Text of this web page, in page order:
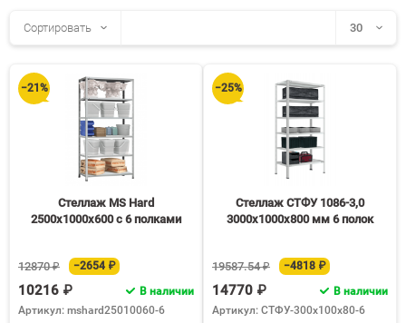
Сортировать 30
−21%
Стеллаж MS Hard
2500х1000х600 c 6 полками
12870 ₽ −2654 ₽
10216 ₽
В наличии
Артикул: mshard25010060-6
−25%
Стеллаж СТФУ 1086-3,0
3000х1000х800 мм 6 полок
19587.54 ₽ −4818 ₽
14770 ₽
В наличии
Артикул: СТФУ-300х100х80-6